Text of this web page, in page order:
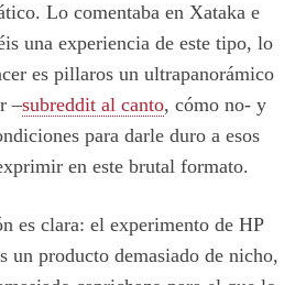
Lo comentaba en Xataka e
una experiencia de este tipo, lo
es pillaros un ultrapanorámico
–subreddit al canto, cómo no- y
para darle duro a esos
en este brutal formato.
es clara: el experimento de HP
un producto demasiado de nicho,